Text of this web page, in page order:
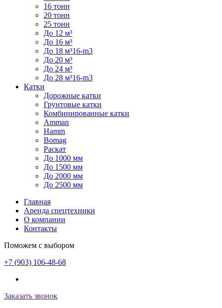
16 тонн
20 тонн
25 тонн
До 12 м³
До 16 м³
До 18 м³16-m3
До 20 м³
До 24 м³
До 28 м³16-m3
Катки
Дорожные катки
Грунтовые катки
Комбинированные катки
Amman
Hamm
Bomag
Раскат
До 1000 мм
До 1500 мм
До 2000 мм
До 2500 мм
Главная
Аренда спецтехники
О компании
Контакты
Поможем с выбором
+7 (903) 106-48-68
Заказать звонок